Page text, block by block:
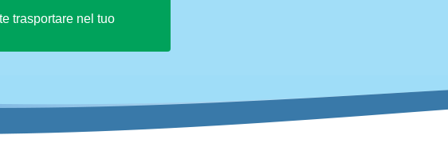
trasportare nel tuo